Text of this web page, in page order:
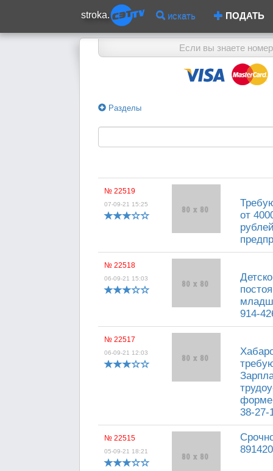
stroka. искать ПОДАТЬ
Если вы знаете
Разделы
№ 22519
07-09-21 15:25
от
№ 22518
06-09-21 15:03
914-
№ 22517
06-09-21 12:03
38-27-
№ 22515
05-09-21 18:21